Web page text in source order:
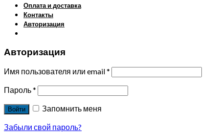
Оплата и доставка
Контакты
Авторизация
Авторизация
Имя пользователя или email*
Пароль*
Войти
Запомнить меня
Забыли свой пароль?